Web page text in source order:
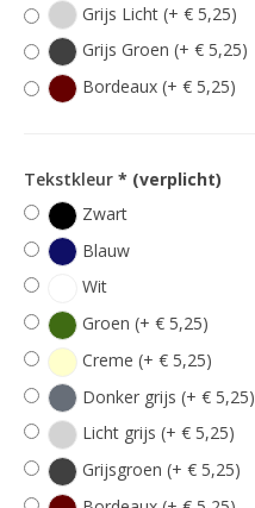
Grijs Licht (+ € 5,25)
Grijs Groen (+ € 5,25)
Bordeaux (+ € 5,25)
Tekstkleur * (verplicht)
Zwart
Blauw
Wit
Groen (+ € 5,25)
Creme (+ € 5,25)
Donker grijs (+ € 5,25)
Licht grijs (+ € 5,25)
Grijsgroen (+ € 5,25)